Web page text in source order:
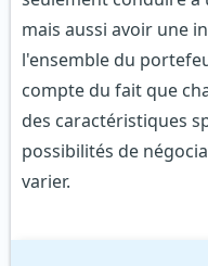
mais aussi avoir une
l'ensemble du
compte du fait que
des caractéristiques
possibilités de
varier.